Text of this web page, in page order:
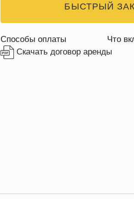
БЫСТРЫЙ
Способы оплаты
Что
Скачать договор аренды